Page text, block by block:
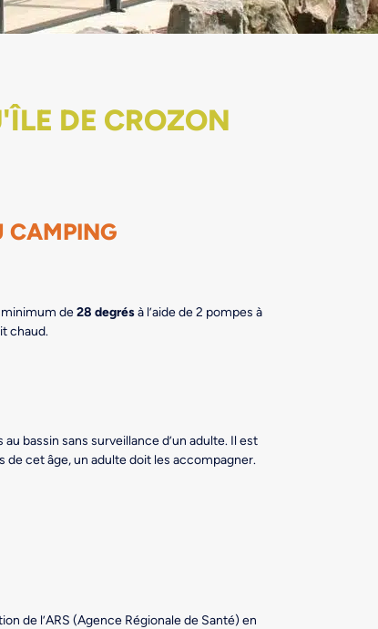
DE CROZON
CAMPING
minimum de28 degrésà l’aide de 2 pompes à
chaud.
bassin sans surveillance d’un adulte. Il est
de cet âge, un adulte doit les accompagner.
de l’ARS (Agence Régionale de Santé) en